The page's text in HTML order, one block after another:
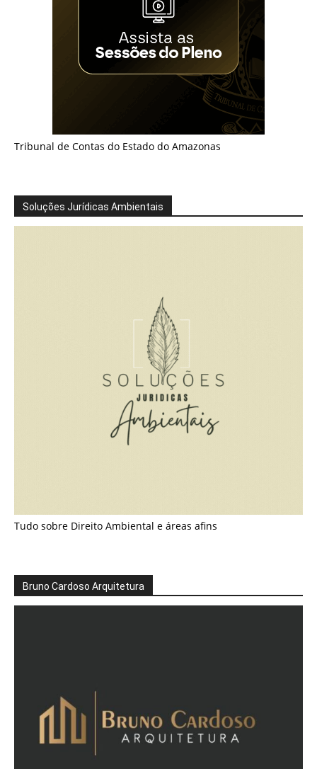
Tribunal de Contas do Estado do Amazonas
Soluções Jurídicas Ambientais
Tudo sobre Direito Ambiental e áreas afins
Bruno Cardoso Arquitetura